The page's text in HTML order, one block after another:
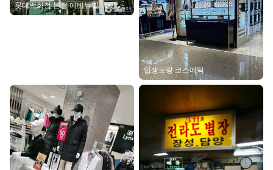
롯데백화점 본점 에비뉴엘
입생로랑 코스메틱